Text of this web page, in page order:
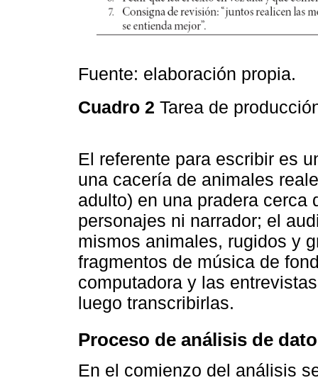
Fuente: elaboración propia.
Cuadro 2 Tarea de
El referente para escribir es
una cacería de animales
adulto) en una pradera cerca
personajes ni narrador; el
mismos animales, rugidos y
fragmentos de música de
computadora y las
luego transcribirlas.
Proceso de análisis de
En el comienzo del análisis